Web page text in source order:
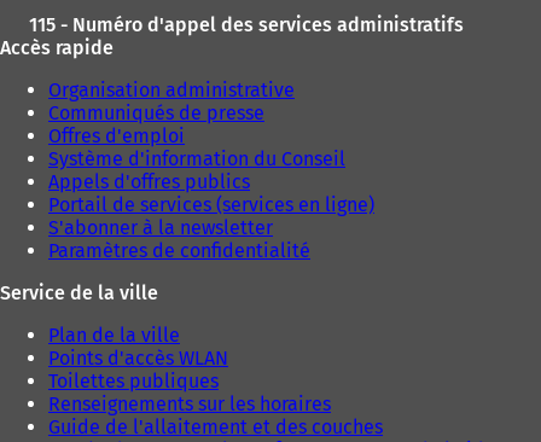
115 - Numéro d'appel des services administratifs
Accès rapide
Organisation administrative
Communiqués de presse
Offres d'emploi
Système d'information du Conseil
Appels d'offres publics
Portail de services (services en ligne)
S'abonner à la newsletter
Paramètres de confidentialité
Service de la ville
Plan de la ville
Points d'accès WLAN
Toilettes publiques
Renseignements sur les horaires
Guide de l'allaitement et des couches